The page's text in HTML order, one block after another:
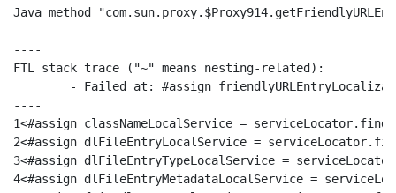
Java method
----
FTL stack trace ("~" means nesting-related):
----
1<#assign classNameLocalService =
2<#assign dlFileEntryLocalService =
3<#assign dlFileEntryTypeLocalService =
4<#assign dlFileEntryMetadataLocalService =